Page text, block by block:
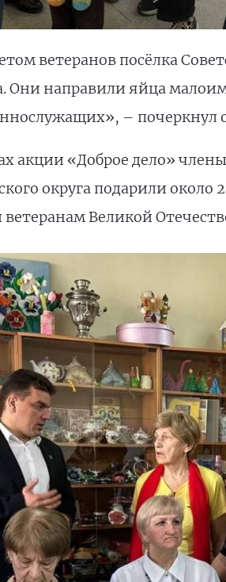
ветеранов посёлка
Они направили яйца
– почеркнул
акции «Доброе дело»
округа подарили
Великой